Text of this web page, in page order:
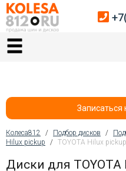
Главная
Автосервис
Вы здесь
Колеса812 / Подбор дисков /
Hilux pickup
/ TOYOTA Hilux
Диски для TOYOTA